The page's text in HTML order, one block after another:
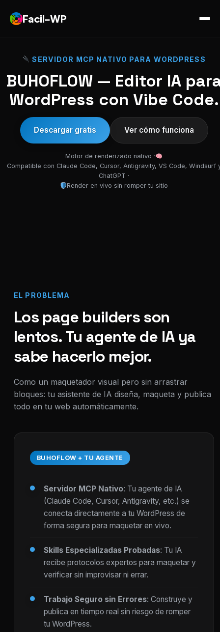
Facil-WP
SERVIDOR MCP NATIVO PARA WORDPRESS
BUHOFLOW — Editor IA
WordPress con Vibe Code.
Descargar gratis Ver cómo funciona
Motor de renderizado nativo ·
Compatible con Claude Code, Cursor, Antigravity, VS Code, Windsurf
ChatGPT ·
Render en vivo sin romper tu sitio
EL PROBLEMA
Los page builders son
lentos. Tu agente de IA ya
sabe hacerlo mejor.
Como un maquetador visual pero sin arrastrar
bloques: tu asistente de IA diseña, maqueta y publica
todo en tu web automáticamente.
BUHOFLOW + TU AGENTE
Servidor MCP Nativo: Tu agente de IA
(Claude Code, Cursor, Antigravity, etc.) se
conecta directamente a tu WordPress de
forma segura para maquetar en vivo.
Skills Especializadas Probadas: Tu IA
recibe protocolos expertos para maquetar y
verificar sin improvisar ni errar.
Trabajo Seguro sin Errores: Construye y
publica en tiempo real sin riesgo de romper
tu WordPress.